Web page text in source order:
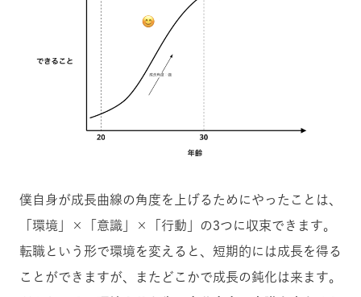
僕自身が成長曲線の角度を上げるためにやったことは、
「環境」×「意識」×「行動」の3つに収束できます。
転職という形で環境を変えると、短期的には成長を得る
ことができますが、またどこかで成長の鈍化は来ます。